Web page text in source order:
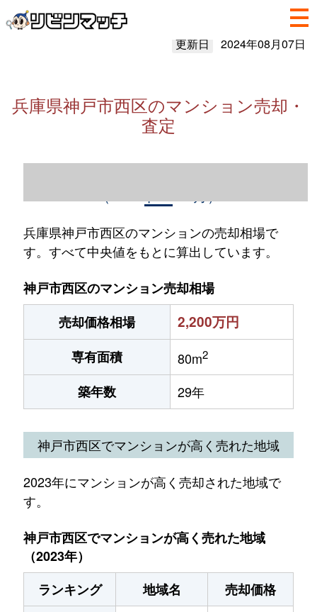
更新日 2024年08月07日
兵庫県神戸市西区のマンション売却・
査定
兵庫県神戸市西区のマンションの売却相場で
す。すべて中央値をもとに算出しています。
神戸市西区のマンション売却相場
売却価格相場
2,200万円
専有面積 80m2
築年数 29年
神戸市西区でマンションが高く売れた地域
2023年にマンションが高く売却された地域で
す。
神戸市西区でマンションが高く売れた地域
（2023年）
ランキング
地域名
売却価格